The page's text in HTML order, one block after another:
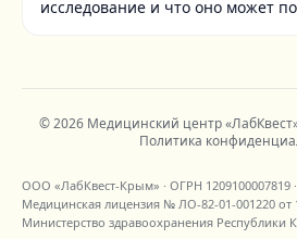
исследование и что оно может
©2026 Медицинский центр
Политика
ООО «ЛабКвест-Крым» · ОГРН 1209100007819
Медицинская лицензия № ЛО-82-01-001220 от
Министерство здравоохранения Республики